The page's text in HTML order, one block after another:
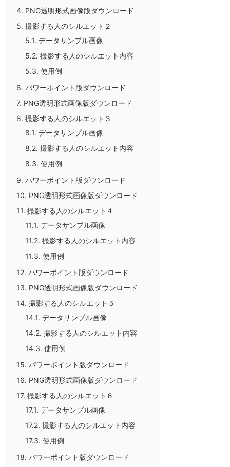
4. PNG透明形式画像版ダウンロード
5. 撮影する人のシルエット２
5.1. データサンプル画像
5.2. 撮影する人のシルエット内容
5.3. 使用例
6. パワーポイント版ダウンロード
7. PNG透明形式画像版ダウンロード
8. 撮影する人のシルエット３
8.1. データサンプル画像
8.2. 撮影する人のシルエット内容
8.3. 使用例
9. パワーポイント版ダウンロード
10. PNG透明形式画像版ダウンロード
11. 撮影する人のシルエット４
11.1. データサンプル画像
11.2. 撮影する人のシルエット内容
11.3. 使用例
12. パワーポイント版ダウンロード
13. PNG透明形式画像版ダウンロード
14. 撮影する人のシルエット５
14.1. データサンプル画像
14.2. 撮影する人のシルエット内容
14.3. 使用例
15. パワーポイント版ダウンロード
16. PNG透明形式画像版ダウンロード
17. 撮影する人のシルエット６
17.1. データサンプル画像
17.2. 撮影する人のシルエット内容
17.3. 使用例
18. パワーポイント版ダウンロード